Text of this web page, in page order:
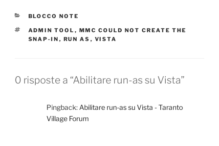
e
b
o
o
d
o
l
vi
di
CATEGORIE
BLOCCO NOTE
TAG
ADMIN TOOL , MMC COULD NOT CREATE THE
SNAP-IN , RUN AS , VISTA
0 risposte a “Abilitare run-as su Vista”
Pingback: Abilitare run-as su Vista - Taranto
Village Forum